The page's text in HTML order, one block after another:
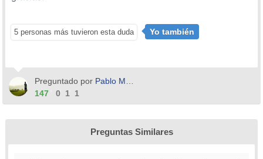
1.
Solvetic.
5 personas más tuvieron esta duda Yo también
Preguntado por Pablo Meria
147
0 1 1
Preguntas Similares